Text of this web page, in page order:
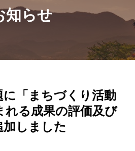
知らせ
に「まちづくり活動
れる成果の評価及び
しました